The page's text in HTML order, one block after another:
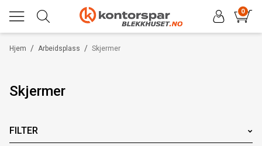
0
/
Hjem /
Arbeidsplass Skjermer
Skjermer
FILTER